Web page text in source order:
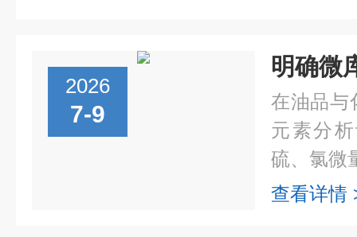
2026
7-9
在油品与
元素分
硫、氯微
查看详情